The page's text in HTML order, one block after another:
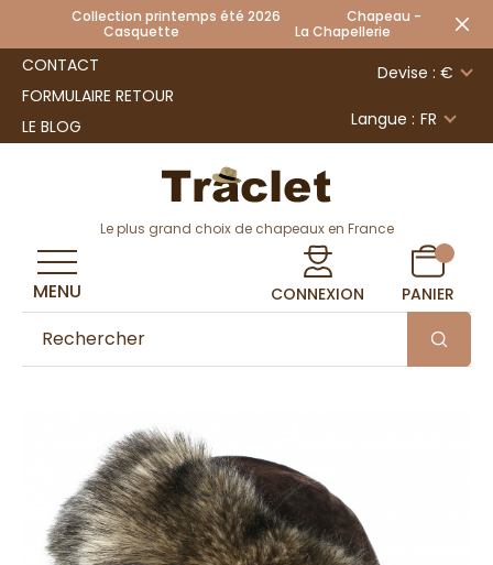
Collection printemps été 2026 Chapeau -
Casquette La Chapellerie
CONTACT
FORMULAIRE RETOUR
LE BLOG
Devise : €
Langue : FR
Le plus grand choix de chapeaux en France
CONNEXION PANIER
MENU